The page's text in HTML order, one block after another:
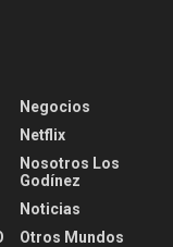
Negocios
Netflix
Nosotros Los
Godínez
Noticias
Otros Mundos